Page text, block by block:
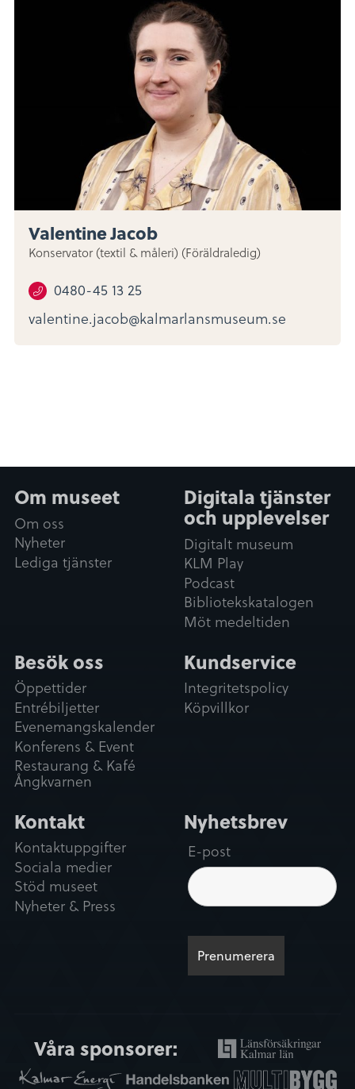
Valentine Jacob
Konservator (textil & måleri) (Föräldraledig)
0480-45 13 25
valentine.jacob@kalmarlansmuseum.se
Om museet
Om oss
Nyheter
Lediga tjänster
Digitala tjänster
och upplevelser
Digitalt museum
KLM Play
Podcast
Bibliotekskatalogen
Möt medeltiden
Besök oss
Öppettider
Entrébiljetter
Evenemangskalender
Konferens & Event
Restaurang & Kafé
Ångkvarnen
Kundservice
Integritetspolicy
Köpvillkor
Kontakt
Kontaktuppgifter
Sociala medier
Stöd museet
Nyheter & Press
Nyhetsbrev
E-post
Våra sponsorer: